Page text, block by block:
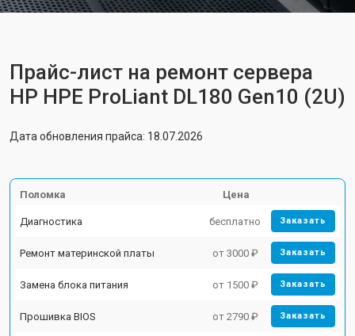
Прайс-лист на ремонт сервера
HP HPE ProLiant DL180 Gen10 (2U)
Дата обновления прайса: 18.07.2026
Поломка Цена
Диагностика бесплатно Заказать
Ремонт материнской платы от 3000 ₽ Заказать
Замена блока питания от 1500 ₽ Заказать
Прошивка BIOS от 2790 ₽ Заказать